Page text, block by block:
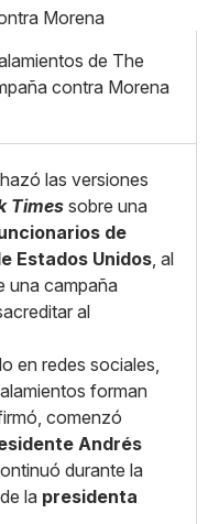
de The
contra Morena
las versiones
Times sobre una
de
Estados Unidos, al
una campaña
al
en redes sociales,
forman
comenzó
Andrés
durante la
la presidenta